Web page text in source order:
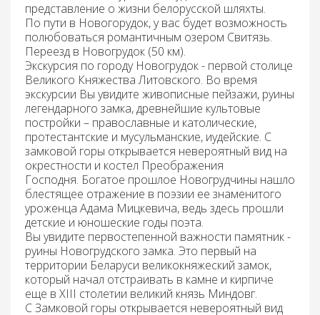
представление о жизни белорусской шляхты.
По пути в Новогорудок, у вас будет возможность
полюбоваться романтичным озером Свитязь.
Переезд в Новогрудок (50 км).
Экскурсия по городу Новогрудок- первой столице
Великого Княжества Литовского. Во время
экскурсии Вы увидите живописные пейзажи, руины
легендарного замка, древнейшие культовые
постройки – православные и католические,
протестантские и мусульманские, иудейские. С
замковой горы открывается невероятный вид на
окрестности и костел Преображения
Господня. Богатое прошлое Новогрудчины нашло
блестящее отражение в поэзии ее знаменитого
уроженца Адама Мицкевича, ведь здесь прошли
детские и юношеские го­ды поэта.
Вы увидите первостепенной важности памятник -
руины Новогрудского замка. Это первый на
территории Беларуси великокняжеский замок,
который начал отстраивать в камне и кирпиче
еще в ХIII столетии великий князь Миндовг.
С Замковой горы открывается невероятный вид